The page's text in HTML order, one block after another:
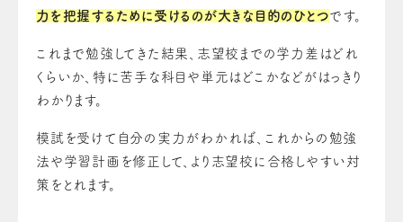
力を把握するために受けるのが大きな目的のひとつです。
これまで勉強してきた結果、志望校までの学力差はどれ
くらいか、特に苦手な科目や単元はどこかなどがはっきり
わかります。
模試を受けて自分の実力がわかれば、これからの勉強
法や学習計画を修正して、より志望校に合格しやすい対
策をとれます。